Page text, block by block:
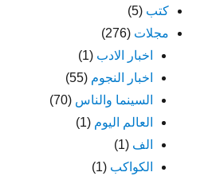
كتب (5)
مجلات (276)
اخبار الادب (1)
اخبار النجوم (55)
السينما والناس (70)
العالم اليوم (1)
الف (1)
الكواكب (1)